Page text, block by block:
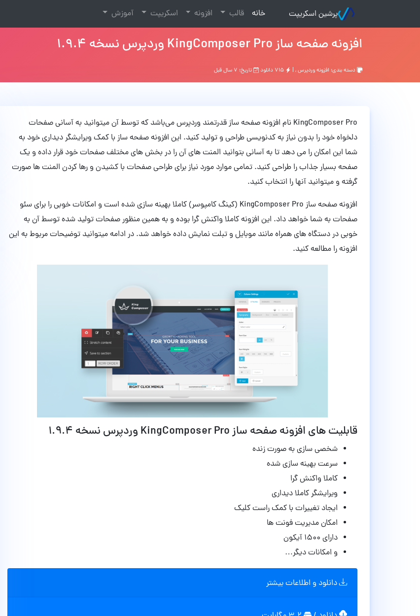
پرشین اسکریپت خانه
(current) قالب افزونه اسکریپت آموزش
افزونه صفحه ساز KingComposer Pro وردپرس نسخه 1.9.4
دسته بندی: افزونه وردپرس, | تاریخ: ۷ سال قبل
KingComposer Pro نام افزونه صفحه ساز قدرتمند وردپرس می‌باشد که توسط آن میتوانید به آسانی صفحات
دلخواه خود را بدون نیاز به کدنویسی طراحی و تولید کنید. این افزونه صفحه ساز با کمک ویرایشگر دیداری خود به
شما این امکان را می دهد تا به آسانی بتوانید المنت های آن را در بخش های مختلف صفحات خود قرار داده و یک
صفحه بسیار جذاب را طراحی کنید. تمامی موارد مورد نیاز برای طراحی صفحات با کشیدن و رها کردن المنت ها صورت
گرفته و میتوانید آنها را انتخاب کنید.
افزونه صفحه ساز KingComposer Pro (کینگ کامپوسر) کاملا بهینه سازی شده است و امکانات خوبی را برای سئو
صفحات به شما خواهد داد. این افزونه کاملا واکنش گرا بوده و به همین منظور صفحات تولید شده توسط آن به
خوبی در دستگاه های همراه مانند موبایل و تبلت نمایش داده خواهد شد. در ادامه میتوانید توضیحات مربوط به این
افزونه را مطالعه کنید.
قابلیت های افزونه صفحه ساز KingComposer Pro وردپرس نسخه 1.9.4
شخصی سازی به صورت زنده
سرعت بهینه سازی شده
کاملا واکنش گرا
ویرایشگر کاملا دیداری
ایجاد تغییرات با کمک راست کلیک
امکان مدیریت فونت ها
دارای ۱۵۰۰ آیکون
و امکانات دیگر…
دانلود و اطلاعات بیشتر